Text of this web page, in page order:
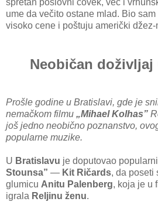
spretan poslovni čovek, već i
ume da večito ostane mlad. Bio
visoko cene i poštuju američki džez-
Neobičan doživljaj
Prošle godine u Bratislavi, gde je
nemačkom filmu „Mihael Kolhas”
još jedno neobično poznanstvo,
popularne muzike.
U Bratislavu je doputovao
Stounsa” — Kit Ričards, da poseti
glumicu Anitu Palenberg, koja je u
igrala Reljinu ženu.